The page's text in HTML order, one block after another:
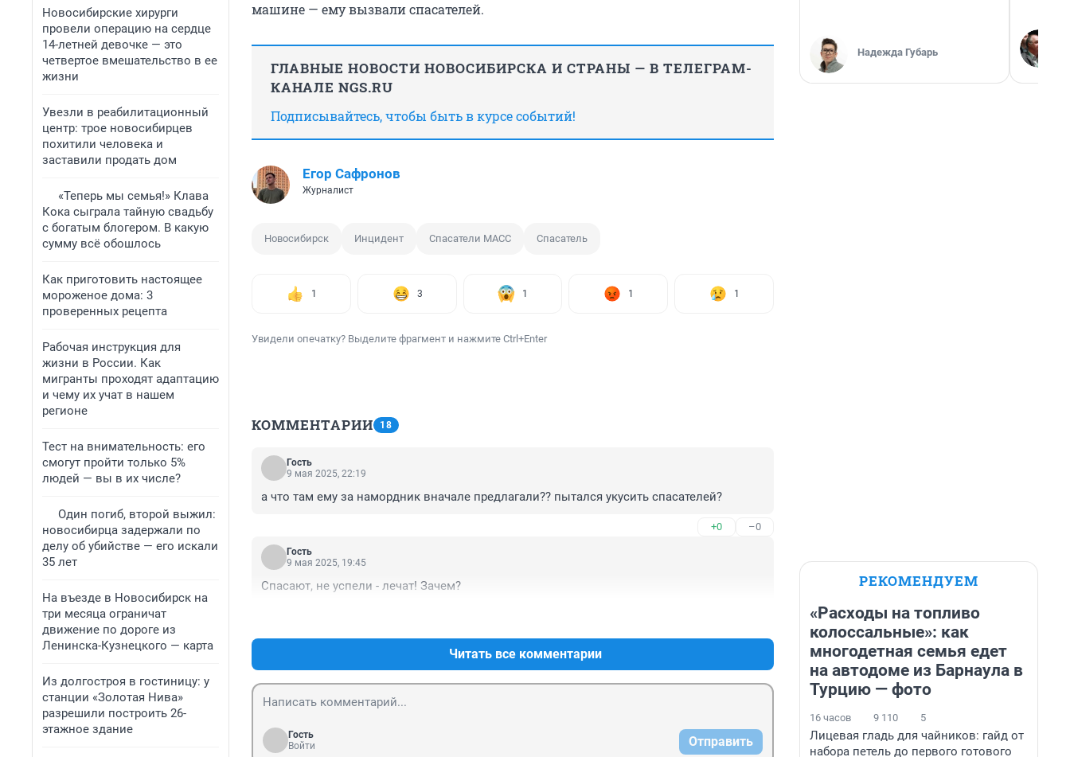
Новосибирские хирурги
провели операцию на сердце
14-летней девочке — это
четвертое вмешательство в ее
жизни
Увезли в реабилитационный
центр: трое новосибирцев
похитили человека и
заставили продать дом
«Теперь мы семья!» Клава
Кока сыграла тайную свадьбу
с богатым блогером. В какую
сумму всё обошлось
Как приготовить настоящее
мороженое дома: 3
проверенных рецепта
Рабочая инструкция для
жизни в России. Как
мигранты проходят адаптацию
и чему их учат в нашем
регионе
Тест на внимательность: его
смогут пройти только 5%
людей — вы в их числе?
Один погиб, второй выжил:
новосибирца задержали по
делу об убийстве — его искали
35 лет
На въезде в Новосибирск на
три месяца ограничат
движение по дороге из
Ленинска-Кузнецкого — карта
Из долгостроя в гостиницу: у
станции «Золотая Нива»
разрешили построить 26-
этажное здание
машине — ему вызвали спасателей.
ГЛАВНЫЕ НОВОСТИ НОВОСИБИРСКА И СТРАНЫ — В ТЕЛЕГРАМ-
КАНАЛЕ NGS.RU
Подписывайтесь, чтобы быть в курсе событий!
Егор Сафронов
Журналист
Новосибирск Инцидент Спасатели МАСС Спасатель
1 3 1 1 1
Увидели опечатку? Выделите фрагмент и нажмите Ctrl+Enter
КОММЕНТАРИИ 18
Гость
9 мая 2025, 22:19
а что там ему за намордник вначале предлагали?? пытался укусить спасателей?
+0 –0
Гость
9 мая 2025, 19:45
Спасают, не успели - лечат! Зачем?
Читать все комментарии
Гость
Войти
Отправить
Надежда Губарь
РЕКОМЕНДУЕМ
«Расходы на топливо
колоссальные»: как
многодетная семья едет
на автодоме из Барнаула в
Турцию — фото
16 часов 9 110 5
Лицевая гладь для чайников: гайд от
набора петель до первого готового